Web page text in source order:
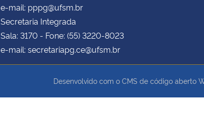
e-mail: pppg@ufsm.br
Secretaria Integrada
Sala: 3170 - Fone: (55) 3220-8023
e-mail: secretariapg.ce@ufsm.br
Desenvolvido com o CMS de código aberto